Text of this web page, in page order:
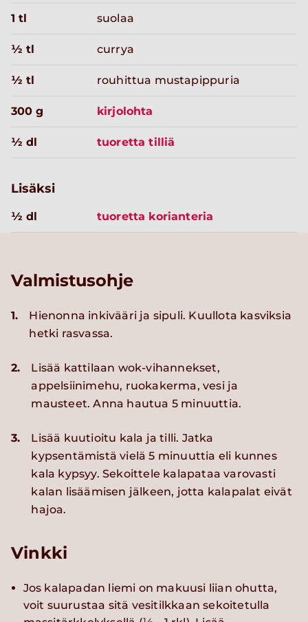
1 tl suolaa
½ tl currya
½ tl rouhittua mustapippuria
300 g kirjolohta
½ dl tuoretta tilliä
Lisäksi
½ dl tuoretta korianteria
Valmistusohje
1.
Hienonna inkivääri ja sipuli. Kuullota kasviksia
hetki rasvassa.
2.
Lisää kattilaan wok-vihannekset,
appelsiinimehu, ruokakerma, vesi ja
mausteet. Anna hautua 5 minuuttia.
3.
Lisää kuutioitu kala ja tilli. Jatka
kypsentämistä vielä 5 minuuttia eli kunnes
kala kypsyy. Sekoittele kalapataa varovasti
kalan lisäämisen jälkeen, jotta kalapalat eivät
hajoa.
Vinkki
Jos kalapadan liemi on makuusi liian ohutta,
voit suurustaa sitä vesitilkkaan sekoitetulla